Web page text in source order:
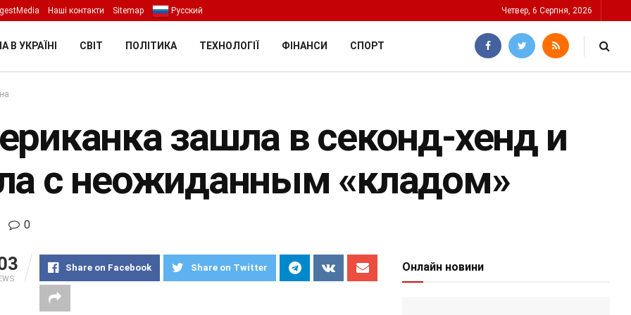
Наші контакти Sitemap Русский Четвер, 6 Серпня, 2026
В УКРАЇНІ СВІТ ПОЛІТИКА ТЕХНОЛОГІЇ ФІНАНСИ СПОРТ
зашла в секонд-хенд и
с неожиданным «кладом»
0
Share on Facebook Share on Twitter Онлайн новини